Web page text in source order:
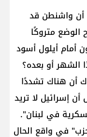
أن واشنطن قد
متروكًا
أمام أيلول أسود
الشهر أو بعده؟
أن هناك تشددًا
إسرائيل لا تريد
في لبنان".
في واقع الحال